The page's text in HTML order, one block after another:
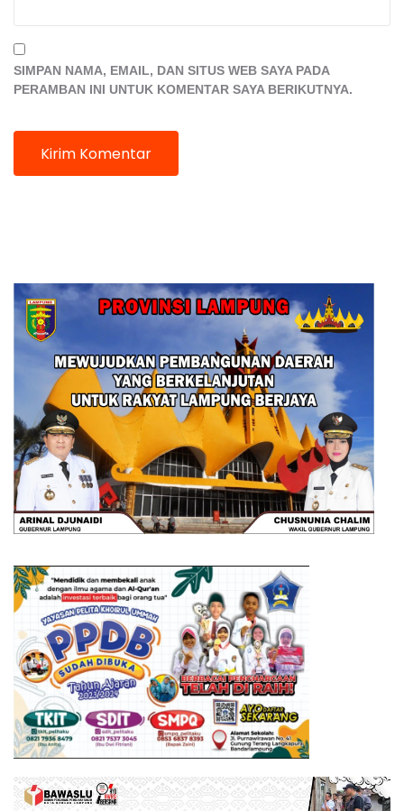
SIMPAN NAMA, EMAIL, DAN SITUS WEB SAYA PADA
PERAMBAN INI UNTUK KOMENTAR SAYA BERIKUTNYA.